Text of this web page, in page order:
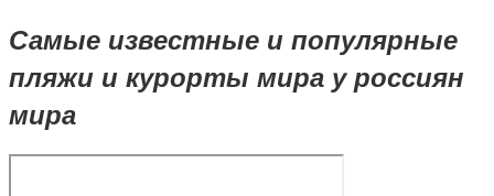
Самые известные и популярные
пляжи и курорты мира у россиян
мира